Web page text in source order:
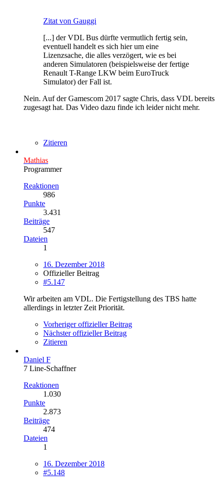
Zitat von Gauggi
[...] der VDL Bus dürfte vermutlich fertig sein,
eventuell handelt es sich hier um eine
Lizenzsache, die alles verzögert, wie es bei
anderen Simulatoren (beispielsweise der fertige
Renault T-Range LKW beim EuroTruck
Simulator) der Fall ist.
Nein. Auf der Gamescom 2017 sagte Chris, dass VDL bereits
zugesagt hat. Das Video dazu finde ich leider nicht mehr.
Zitieren
Mathias
Programmer
Reaktionen
986
Punkte
3.431
Beiträge
547
Dateien
1
16. Dezember 2018
Offizieller Beitrag
#5.147
Wir arbeiten am VDL. Die Fertigstellung des TBS hatte
allerdings in letzter Zeit Priorität.
Vorheriger offizieller Beitrag
Nächster offizieller Beitrag
Zitieren
Daniel F
7 Line-Schaffner
Reaktionen
1.030
Punkte
2.873
Beiträge
474
Dateien
1
16. Dezember 2018
#5.148